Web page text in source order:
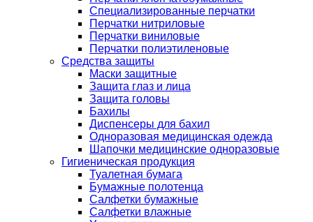
Специализированные перчатки
Перчатки нитриловые
Перчатки виниловые
Перчатки полиэтиленовые
Средства защиты
Маски защитные
Защита глаз и лица
Защита головы
Бахилы
Диспенсеры для бахил
Одноразовая медицинская одежда
Шапочки медицинские одноразовые
Гигиеническая продукция
Туалетная бумага
Бумажные полотенца
Салфетки бумажные
Салфетки влажные